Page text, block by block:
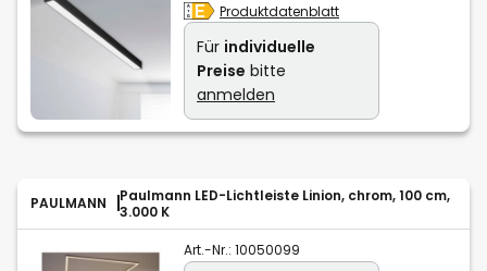
Produktdatenblatt
Für individuelle
Preise bitte
anmelden
PAULMANN
Paulmann LED-Lichtleiste Linion, chrom, 100 cm,
3.000 K
Art.-Nr.: 10050099